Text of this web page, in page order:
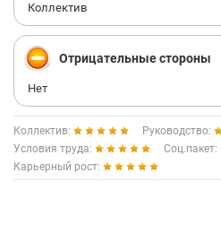
Коллектив
Отрицательные стороны
Нет
Коллектив:
Руководство:
Условия труда:
Соц.пакет:
Карьерный рост: